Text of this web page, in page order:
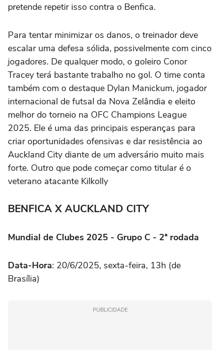
pretende repetir isso contra o Benfica.
Para tentar minimizar os danos, o treinador deve
escalar uma defesa sólida, possivelmente com cinco
jogadores. De qualquer modo, o goleiro Conor
Tracey terá bastante trabalho no gol. O time conta
também com o destaque Dylan Manickum, jogador
internacional de futsal da Nova Zelândia e eleito
melhor do torneio na OFC Champions League
2025. Ele é uma das principais esperanças para
criar oportunidades ofensivas e dar resistência ao
Auckland City diante de um adversário muito mais
forte. Outro que pode começar como titular é o
veterano atacante Kilkolly
BENFICA X AUCKLAND CITY
Mundial de Clubes 2025 - Grupo C - 2ª rodada
Data-Hora: 20/6/2025, sexta-feira, 13h (de
Brasília)
PUBLICIDADE